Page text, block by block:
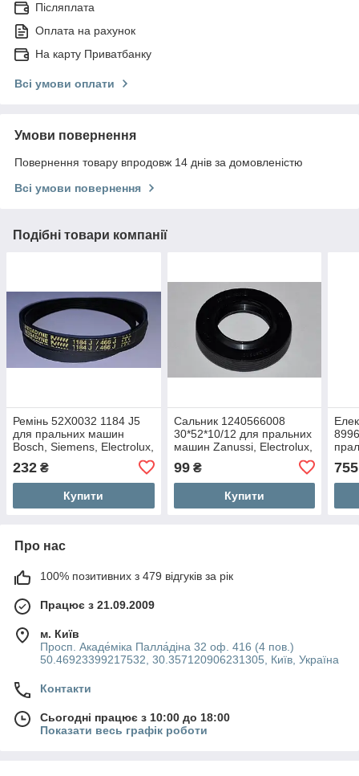
Післяплата
Оплата на рахунок
На карту Приватбанку
Всі умови оплати
Умови повернення
Повернення товару впродовж 14 днів за домовленістю
Всі умови повернення
Подібні товари компанії
Ремінь 52X0032 1184 J5
для пральних машин
Bosch, Siemens, Electrolux,
232 ₴
Купити
Сальник 1240566008
30*52*10/12 для пральних
машин Zanussi, Electrolux,
99₴
Купити
755
Про нас
100% позитивних з 479 відгуків за рік
Працює з 21.09.2009
м. Київ
Просп. Акаде́міка Палла́діна 32 оф. 416 (4 пов.)
50.46923399217532, 30.357120906231305, Київ, Україна
Контакти
Сьогодні працює з 10:00 до 18:00
Показати весь графік роботи